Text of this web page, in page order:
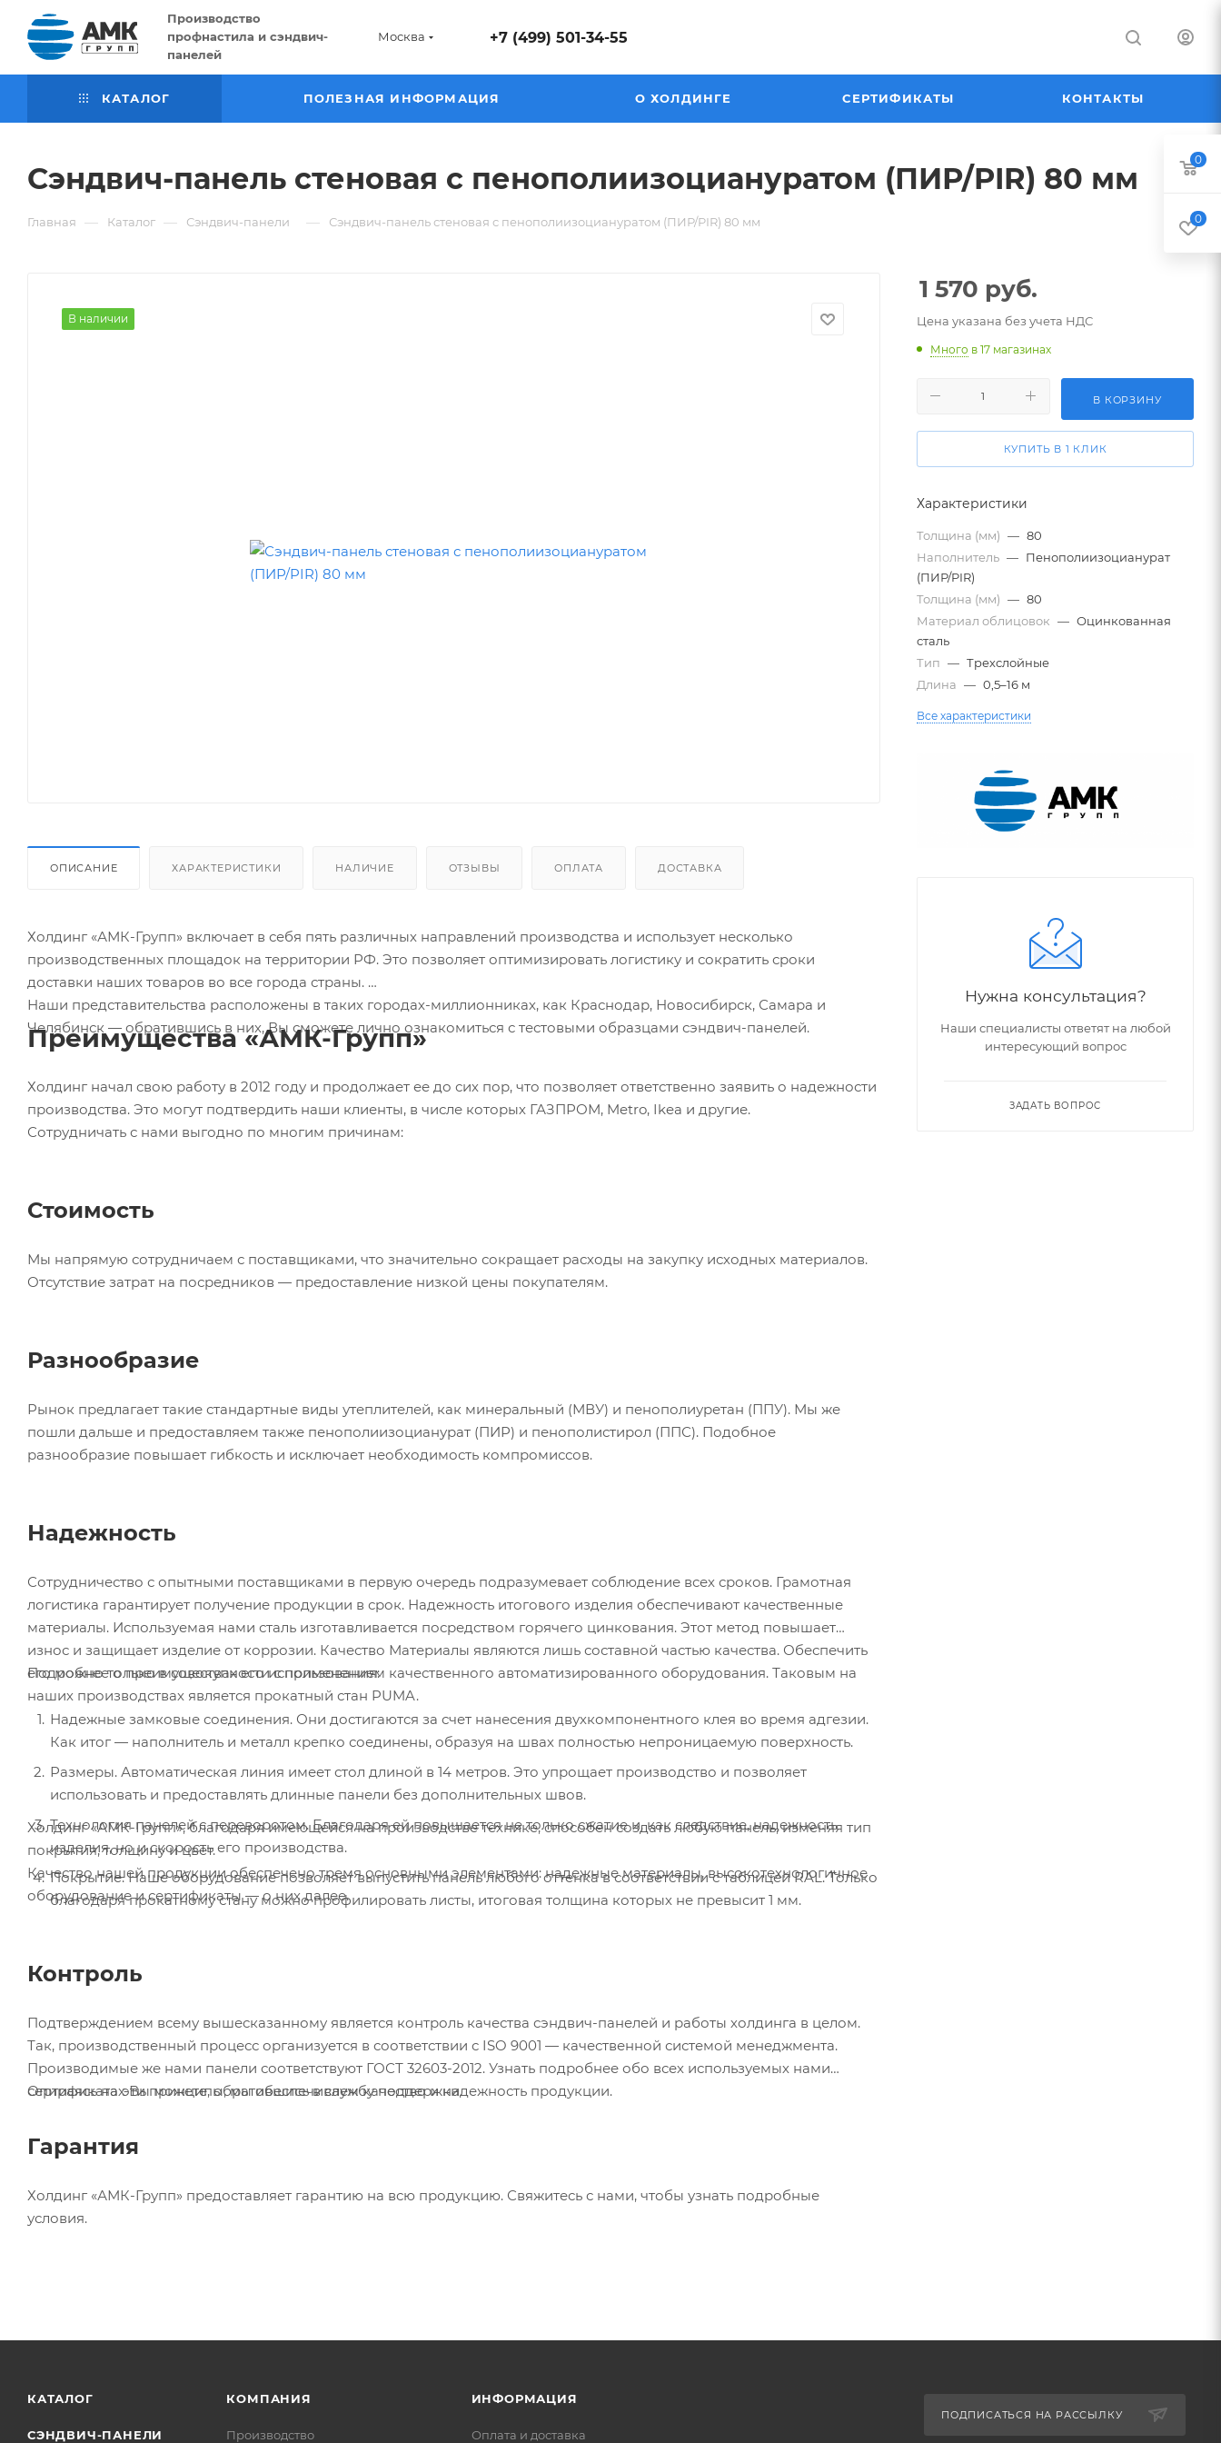
Производство
профнастила и сэндвич-
панелей
Москва +7 (499) 501-34-55
КАТАЛОГ ПОЛЕЗНАЯ ИНФОРМАЦИЯ О ХОЛДИНГЕ СЕРТИФИКАТЫ КОНТАКТЫ
Сэндвич-панель стеновая с пенополиизоциануратом (ПИР/PIR) 80 мм
Главная — Каталог — Сэндвич-панели — Сэндвич-панель стеновая с пенополиизоциануратом (ПИР/PIR) 80 мм
В наличии
ОПИСАНИЕ ХАРАКТЕРИСТИКИ НАЛИЧИЕ ОТЗЫВЫ ОПЛАТА ДОСТАВКА
Холдинг «АМК-Групп» включает в себя пять различных направлений производства и использует несколько
производственных площадок на территории РФ. Это позволяет оптимизировать логистику и сократить сроки
доставки наших товаров во все города страны.
Наши представительства расположены в таких городах-миллионниках, как Краснодар, Новосибирск, Самара и
Челябинск — обратившись в них, Вы сможете лично ознакомиться с тестовыми образцами сэндвич-панелей.
Преимущества «АМК-Групп»
Холдинг начал свою работу в 2012 году и продолжает ее до сих пор, что позволяет ответственно заявить о надежности
производства. Это могут подтвердить наши клиенты, в числе которых ГАЗПРОМ, Metro, Ikea и другие.
Сотрудничать с нами выгодно по многим причинам:
Стоимость
Мы напрямую сотрудничаем с поставщиками, что значительно сокращает расходы на закупку исходных материалов.
Отсутствие затрат на посредников — предоставление низкой цены покупателям.
Разнообразие
Рынок предлагает такие стандартные виды утеплителей, как минеральный (МВУ) и пенополиуретан (ППУ). Мы же
пошли дальше и предоставляем также пенополиизоцианурат (ПИР) и пенополистирол (ППС). Подобное
разнообразие повышает гибкость и исключает необходимость компромиссов.
Надежность
Сотрудничество с опытными поставщиками в первую очередь подразумевает соблюдение всех сроков. Грамотная
логистика гарантирует получение продукции в срок. Надежность итогового изделия обеспечивают качественные
материалы. Используемая нами сталь изготавливается посредством горячего цинкования. Этот метод повышает
износ и защищает изделие от коррозии. Качество Материалы являются лишь составной частью качества. Обеспечить
его можно только в совокупности с применением качественного автоматизированного оборудования. Таковым на
наших производствах является прокатный стан PUMA.
Подробнее о преимуществах его использования:
Надежные замковые соединения. Они достигаются за счет нанесения двухкомпонентного клея во время адгезии.
Как итог — наполнитель и металл крепко соединены, образуя на швах полностью непроницаемую поверхность.
Размеры. Автоматическая линия имеет стол длиной в 14 метров. Это упрощает производство и позволяет
использовать и предоставлять длинные панели без дополнительных швов.
Технология панелей с переворотом. Благодаря ей повышается не только сжатие и, как следствие, надежность
изделия, но и скорость его производства.
Покрытие. Наше оборудование позволяет выпустить панель любого оттенка в соответствии с таблицей RAL. Только
благодаря прокатному стану можно профилировать листы, итоговая толщина которых не превысит 1 мм.
Холдинг «АМК-Групп», благодаря имеющейся на производстве технике, способен создать любую панель, изменяя тип
покрытия, толщину и цвет.
Качество нашей продукции обеспечено тремя основными элементами: надежные материалы, высокотехнологичное
оборудование и сертификаты — о них далее.
Контроль
Подтверждением всему вышесказанному является контроль качества сэндвич-панелей и работы холдинга в целом.
Так, производственный процесс организуется в соответствии с ISO 9001 — качественной системой менеджмента.
Производимые же нами панели соответствуют ГОСТ 32603-2012. Узнать подробнее обо всех используемых нами
сертификатах Вы можете, обратившись в службу поддержки.
Опираясь на эти принципы, мы обеспечиваем качество и надежность продукции.
Гарантия
Холдинг «АМК-Групп» предоставляет гарантию на всю продукцию. Свяжитесь с нами, чтобы узнать подробные
условия.
1 570 руб.
Цена указана без учета НДС
Много в 17 магазинах
В КОРЗИНУ
КУПИТЬ В 1 КЛИК
Характеристики
Толщина (мм) — 80
Наполнитель — Пенополиизоцианурат
(ПИР/PIR)
Толщина (мм) — 80
Материал облицовок — Оцинкованная
сталь
Тип — Трехслойные
Длина — 0,5–16 м
Все характеристики
Нужна консультация?
Наши специалисты ответят на любой
интересующий вопрос
ЗАДАТЬ ВОПРОС
КАТАЛОГ
СЭНДВИЧ-ПАНЕЛИ
КОМПАНИЯ
Производство
ИНФОРМАЦИЯ
Оплата и доставка
ПОДПИСАТЬСЯ НА РАССЫЛКУ
0
0